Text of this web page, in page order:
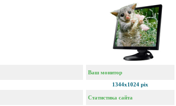
Ваш монитор
1344x1024 pix
Статистика сайта